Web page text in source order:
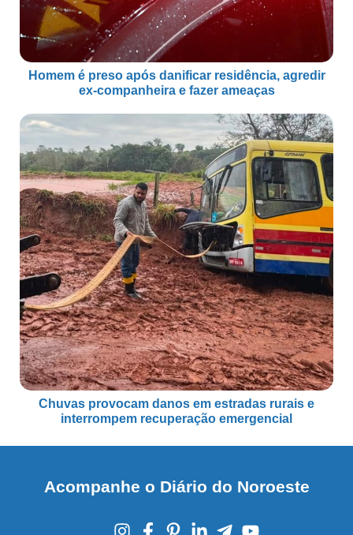
Homem é preso após danificar residência, agredir
ex-companheira e fazer ameaças
Chuvas provocam danos em estradas rurais e
interrompem recuperação emergencial
Acompanhe o Diário do Noroeste